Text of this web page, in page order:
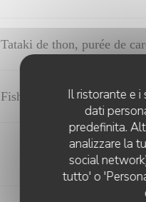
Il ristorante e
dati
predefinita.
analizzare la
social
tutto' o
Tataki de thon, purée de
Fish & chips croustillant,